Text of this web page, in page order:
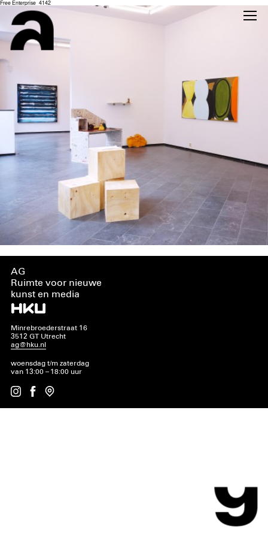
Free Enterprise_4142
AG
Ruimte voor nieuwe
kunst en media
Minrebroederstraat 16
3512 GT Utrecht
ag@hku.nl
woensdag t/m zaterdag
van 13:00 – 18:00 uur